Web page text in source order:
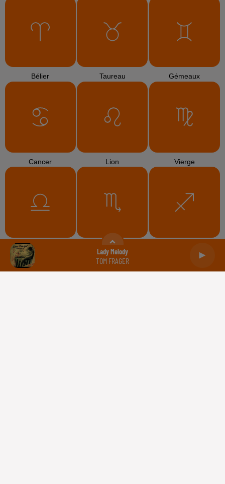
Lady Melody
TOM FRAGER
Bélier Taureau Gémeaux
Cancer Lion Vierge
Balance Scorpion